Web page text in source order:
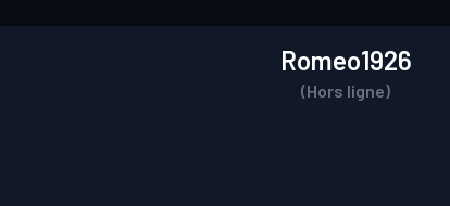
Romeo1926
(Hors ligne)